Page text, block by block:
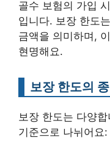
골수 보험의 가입
입니다. 보장 한도
금액을 의미하며,
현명해요.
보장 한도의
보장 한도는 다양
기준으로 나뉘어요: